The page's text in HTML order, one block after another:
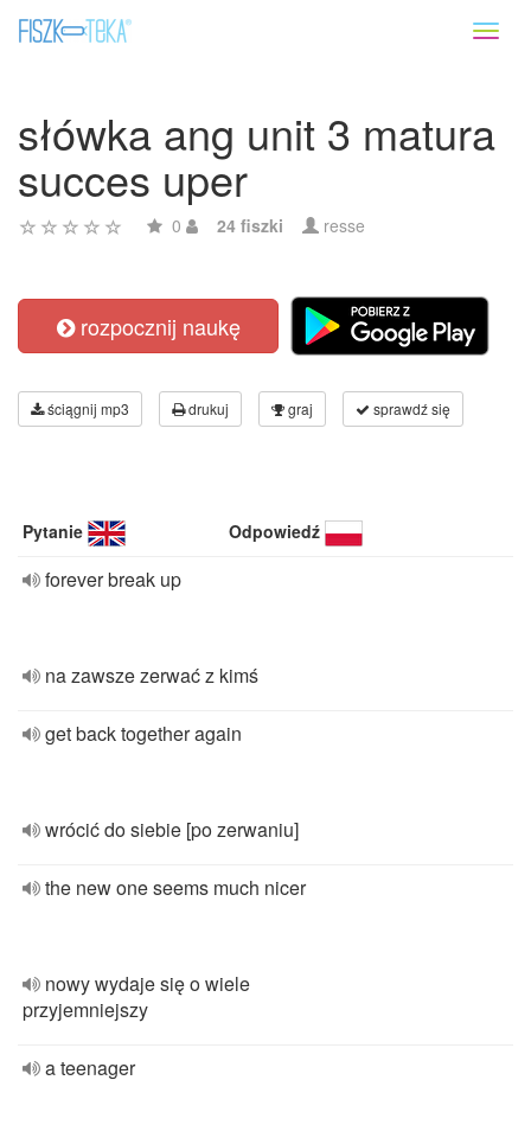
słówka ang unit 3 matura
succes uper
0 24 fiszki resse
rozpocznij naukę
ściągnij mp3 drukuj graj sprawdź się
Pytanie Odpowiedź
forever break up
na zawsze zerwać z kimś
get back together again
wrócić do siebie [po zerwaniu]
the new one seems much nicer
nowy wydaje się o wiele
przyjemniejszy
a teenager